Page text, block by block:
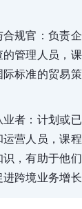
规官：负责
管理人员，
标准的贸易
者：计划或
营人员，课
，有助于他
跨境业务增长